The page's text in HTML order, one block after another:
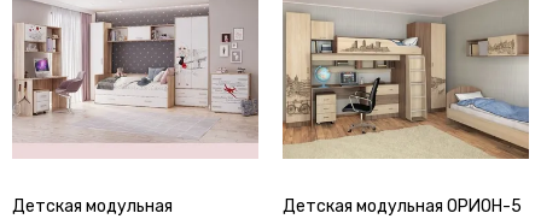
Детская модульная
Детская модульная ОРИОН-5